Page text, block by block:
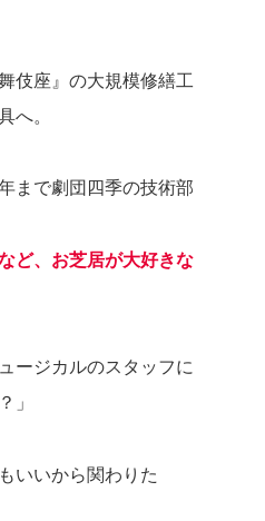
伎座』の大規模修繕工
へ。
まで劇団四季の技術部
ど、お芝居が大好きな
ージカルのスタッフに
」
いいから関わりた